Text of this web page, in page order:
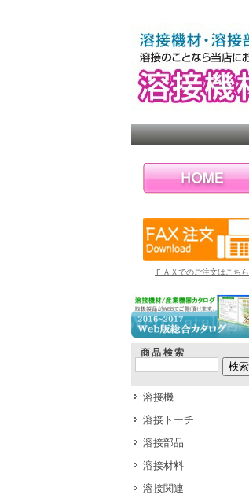
ＦＡＸでのご注文はこちら
商品検索
溶接機
溶接トーチ
溶接部品
溶接材料
溶接関連